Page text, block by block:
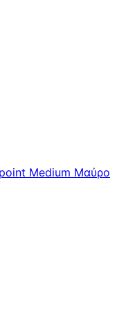
Medium Μαύρο